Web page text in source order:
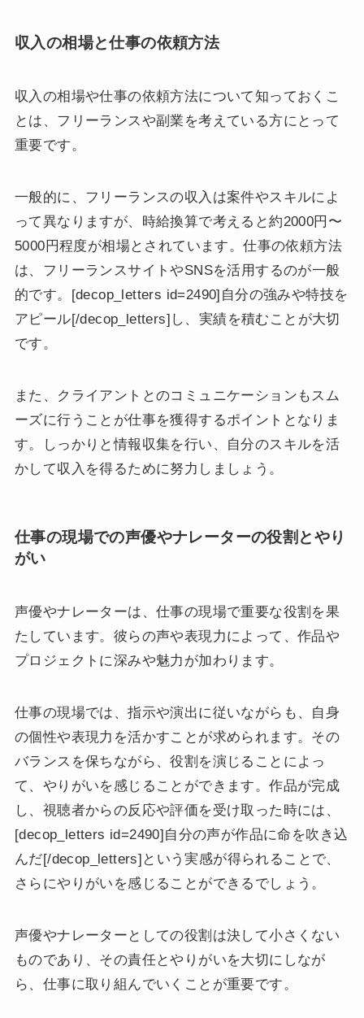
収入の相場と仕事の依頼方法
収入の相場や仕事の依頼方法について知っておくこ
とは、フリーランスや副業を考えている方にとって
重要です。
一般的に、フリーランスの収入は案件やスキルによ
って異なりますが、時給換算で考えると約2000円〜
5000円程度が相場とされています。仕事の依頼方法
は、フリーランスサイトやSNSを活用するのが一般
的です。[decop_letters id=2490]自分の強みや特技を
アピール[/decop_letters]し、実績を積むことが大切
です。
また、クライアントとのコミュニケーションもスム
ーズに行うことが仕事を獲得するポイントとなりま
す。しっかりと情報収集を行い、自分のスキルを活
かして収入を得るために努力しましょう。
仕事の現場での声優やナレーターの役割とやり
がい
声優やナレーターは、仕事の現場で重要な役割を果
たしています。彼らの声や表現力によって、作品や
プロジェクトに深みや魅力が加わります。
仕事の現場では、指示や演出に従いながらも、自身
の個性や表現力を活かすことが求められます。その
バランスを保ちながら、役割を演じることによっ
て、やりがいを感じることができます。作品が完成
し、視聴者からの反応や評価を受け取った時には、
[decop_letters id=2490]自分の声が作品に命を吹き込
んだ[/decop_letters]という実感が得られることで、
さらにやりがいを感じることができるでしょう。
声優やナレーターとしての役割は決して小さくない
ものであり、その責任とやりがいを大切にしなが
ら、仕事に取り組んでいくことが重要です。